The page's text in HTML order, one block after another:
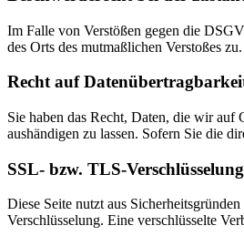
Im Falle von Verstößen gegen die
des Orts des mutmaßlichen Verstoßes
Recht auf
Sie haben das Recht, Daten, die wir
aushändigen zu lassen. Sofern Sie die
SSL- bzw. TLS-Verschlüsselung
Diese Seite nutzt aus
Verschlüsselung. Eine verschlüsselte